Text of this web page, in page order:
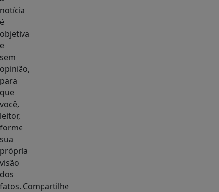
notícia
é
objetiva
e
sem
opinião,
para
que
você,
leitor,
forme
sua
própria
visão
dos
fatos. Compartilhe